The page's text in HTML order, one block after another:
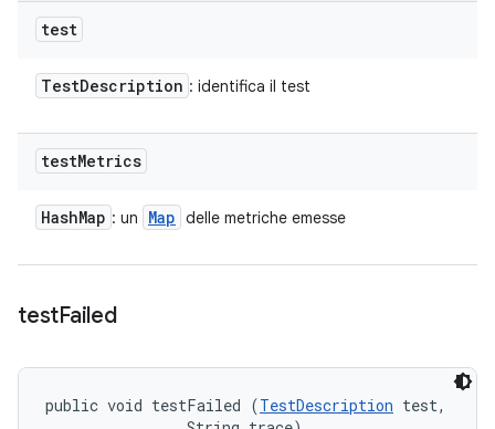
test
TestDescription : identifica il test
testMetrics
HashMap : un Map delle metriche emesse
testFailed
public void testFailed (TestDescription test,